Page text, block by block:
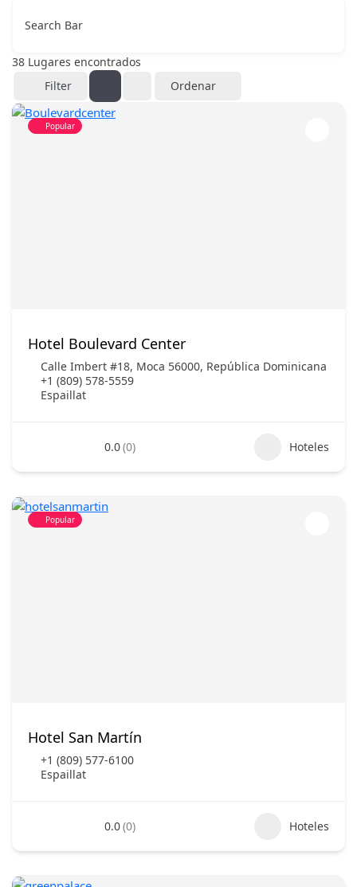
Search Bar
38 Lugares encontrados
Filter
Ordenar
Popular
Hotel Boulevard Center
Calle Imbert #18, Moca 56000, República Dominicana
+1 (809) 578-5559
Espaillat
0.0(0) Hoteles
Popular
Hotel San Martín
+1 (809) 577-6100
Espaillat
0.0(0) Hoteles